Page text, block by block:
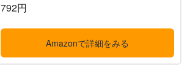
792円
Amazonで詳細をみる